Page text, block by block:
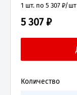
1 шт. по 5 307 ₽/шт
5 307 ₽
Количество